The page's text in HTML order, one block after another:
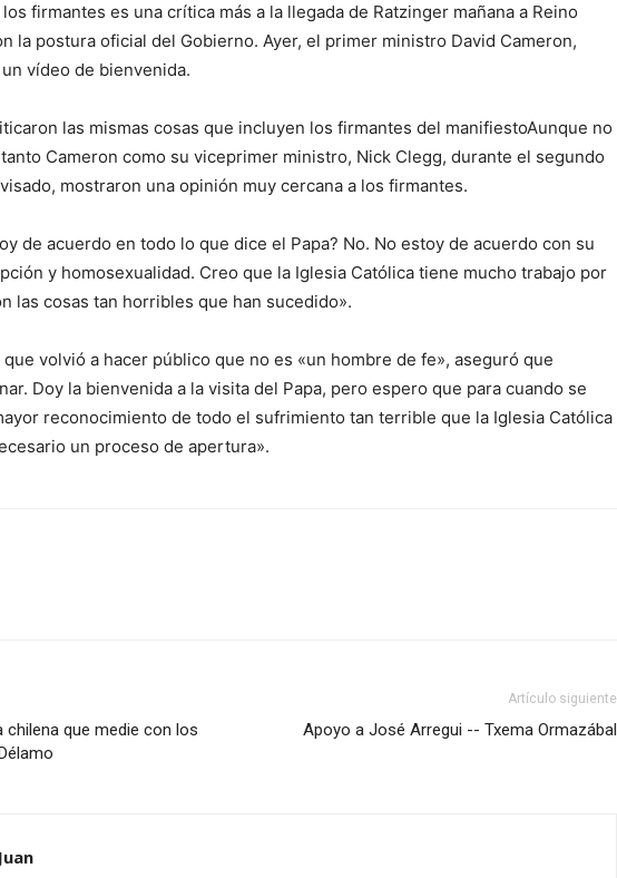
firmantes es una crítica más a la llegada de Ratzinger mañana a Reino
la postura oficial del Gobierno. Ayer, el primer ministro David Cameron,
vídeo de bienvenida.
las mismas cosas que incluyen los firmantes del manifiestoAunque no
Cameron como su viceprimer ministro, Nick Clegg, durante el segundo
mostraron una opinión muy cercana a los firmantes.
de acuerdo en todo lo que dice el Papa? No. No estoy de acuerdo con su
y homosexualidad. Creo que la Iglesia Católica tiene mucho trabajo por
las cosas tan horribles que han sucedido».
volvió a hacer público que no es «un hombre de fe», aseguró que
Doy la bienvenida a la visita del Papa, pero espero que para cuando se
reconocimiento de todo el sufrimiento tan terrible que la Iglesia Católica
un proceso de apertura».
chilena que medie con los
Artículo siguiente
Apoyo a José Arregui -- Txema Ormazábal
Juan